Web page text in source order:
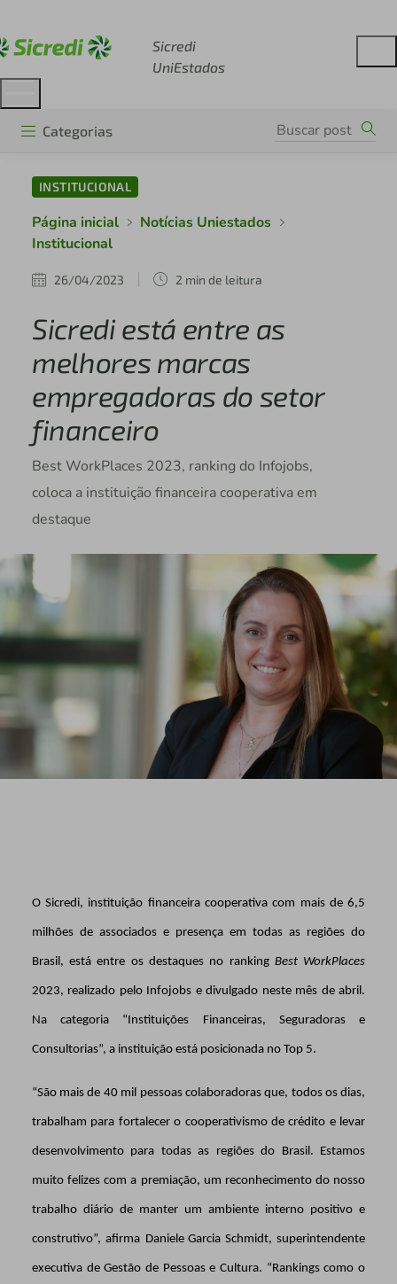
Sicredi
UniEstados
Categorias
INSTITUCIONAL
Página inicial
Notícias Uniestados
Institucional
26/04/2023 2 min de leitura
Sicredi está entre as
melhores marcas
empregadoras do setor
financeiro
Best WorkPlaces 2023, ranking do Infojobs,
coloca a instituição financeira cooperativa em
destaque
O Sicredi, instituição financeira cooperativa com mais de 6,5
milhões de associados e presença em todas as regiões do
Brasil, está entre os destaques no ranking Best WorkPlaces
2023, realizado pelo Infojobs e divulgado neste mês de abril.
Na categoria “Instituições Financeiras, Seguradoras e
Consultorias”, a instituição está posicionada no Top 5.
“São mais de 40 mil pessoas colaboradoras que, todos os dias,
trabalham para fortalecer o cooperativismo de crédito e levar
desenvolvimento para todas as regiões do Brasil. Estamos
muito felizes com a premiação, um reconhecimento do nosso
trabalho diário de manter um ambiente interno positivo e
construtivo”, afirma Daniele Garcia Schmidt, superintendente
executiva de Gestão de Pessoas e Cultura. “Rankings como o